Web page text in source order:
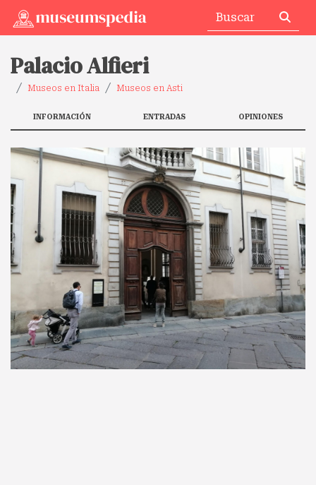
Palacio Alfieri
Museos en Italia Museos en Asti
INFORMACIÓN ENTRADAS OPINIONES